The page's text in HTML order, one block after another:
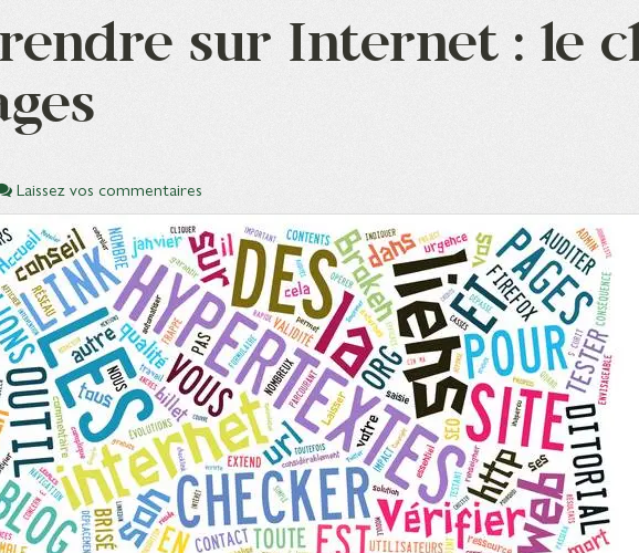
sur Internet : le
Laissez vos commentaires